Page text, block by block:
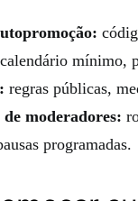
calendário mínimo,
regras públicas,
moderadores:
programadas.